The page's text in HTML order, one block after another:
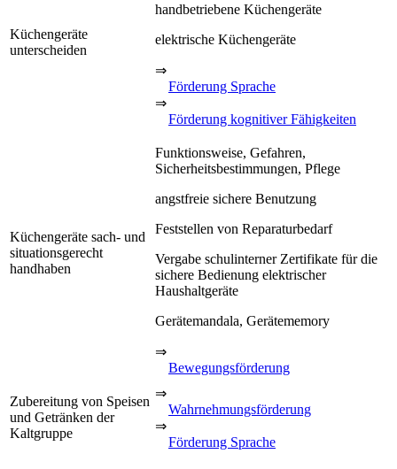
Küchengeräte
unterscheiden
handbetriebene Küchengeräte
elektrische Küchengeräte
⇒
Förderung Sprache
⇒
Förderung kognitiver Fähigkeiten
Küchengeräte sach- und
situationsgerecht
handhaben
Funktionsweise, Gefahren,
Sicherheitsbestimmungen, Pflege
angstfreie sichere Benutzung
Feststellen von Reparaturbedarf
Vergabe schulinterner Zertifikate für die
sichere Bedienung elektrischer
Haushaltgeräte
Gerätemandala, Gerätememory
⇒
Bewegungsförderung
Zubereitung von Speisen
und Getränken der
Kaltgruppe
⇒
Wahrnehmungsförderung
⇒
Förderung Sprache